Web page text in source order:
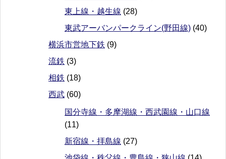
東上線・越生線 (28)
東武アーバンパークライン(野田線) (40)
横浜市営地下鉄 (9)
流鉄 (3)
相鉄 (18)
西武 (60)
国分寺線・多摩湖線・西武園線・山口線
(11)
新宿線・拝島線 (27)